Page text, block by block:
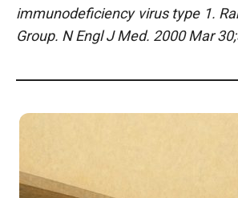
immunodeficiency virus type 1.
Group. N Engl J Med. 2000 Mar